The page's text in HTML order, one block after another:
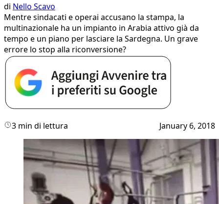
di Nello Scavo
Mentre sindacati e operai accusano la stampa, la
multinazionale ha un impianto in Arabia attivo già da
tempo e un piano per lasciare la Sardegna. Un grave
errore lo stop alla riconversione?
3 min di lettura January 6, 2018